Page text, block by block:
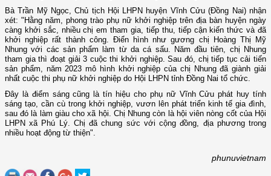
Bà Trần Mỹ Ngọc, Chủ tịch Hội LHPN huyện Vĩnh Cửu (Đồng Nai) nhận
xét: "Hằng năm, phong trào phụ nữ khởi nghiệp trên địa bàn huyện ngày
càng khởi sắc, nhiều chị em tham gia, tiếp thu, tiếp cận kiến thức và đã
khởi nghiệp rất thành công. Điển hình như gương chị Hoàng Thị Mỹ
Nhung với các sản phẩm làm từ da cá sấu. Năm đầu tiên, chị Nhung
tham gia thì đoạt giải 3 cuộc thi khởi nghiệp. Sau đó, chị tiếp tục cải tiến
sản phẩm, năm 2023 mô hình khởi nghiệp của chị Nhung đã giành giải
nhất cuộc thi phụ nữ khởi nghiệp do Hội LHPN tỉnh Đồng Nai tổ chức.
Đây là điểm sáng cũng là tín hiệu cho phụ nữ Vĩnh Cửu phát huy tính
sáng tạo, cần cù trong khởi nghiệp, vươn lên phát triển kinh tế gia đình,
sau đó là làm giàu cho xã hội. Chị Nhung còn là hội viên nòng cốt của Hội
LHPN xã Phú Lý. Chị đã chung sức với cộng đồng, địa phương trong
nhiều hoạt động từ thiện".
phunuvietnam